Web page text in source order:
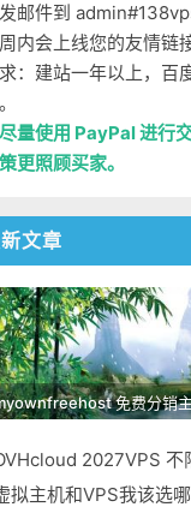
邮件到
内会上线您的友情链接
：建站一年以上，百
量使用 PayPal 进行
更照顾买家。
文章
2027VPS
拟主机和VPS我该选哪个